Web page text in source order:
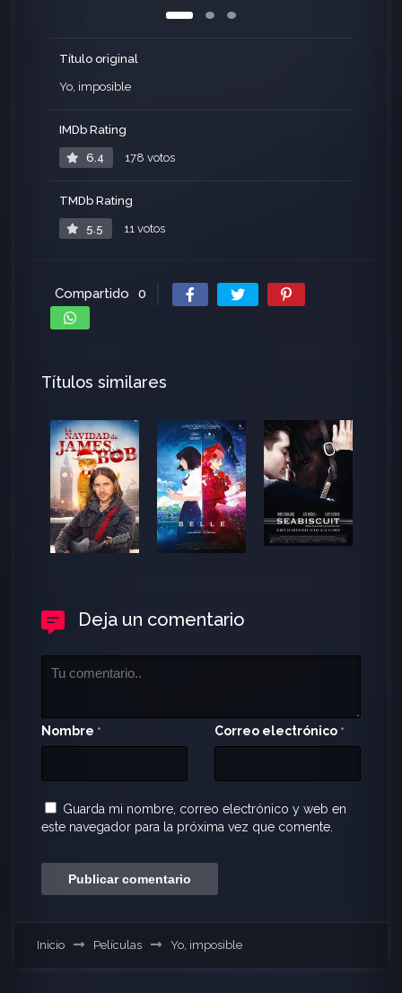
Título original
Yo, imposible
IMDb Rating
6.4 178 votos
TMDb Rating
5.5 11 votos
Compartido 0
Títulos similares
Deja un comentario
Nombre * Correo electrónico *
Guarda mi nombre, correo electrónico y web en
este navegador para la próxima vez que comente.
Inicio Películas Yo, imposible